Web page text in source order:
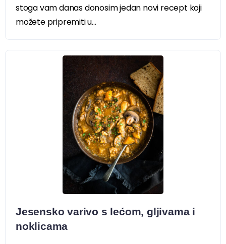
stoga vam danas donosim jedan novi recept koji
možete pripremiti u...
Jesensko varivo s lećom, gljivama i
noklicama